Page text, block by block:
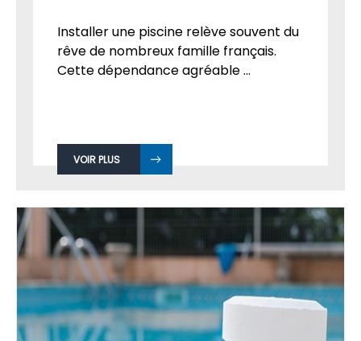
Installer une piscine relève souvent du
rêve de nombreux famille français.
Cette dépendance agréable ...
VOIR PLUS